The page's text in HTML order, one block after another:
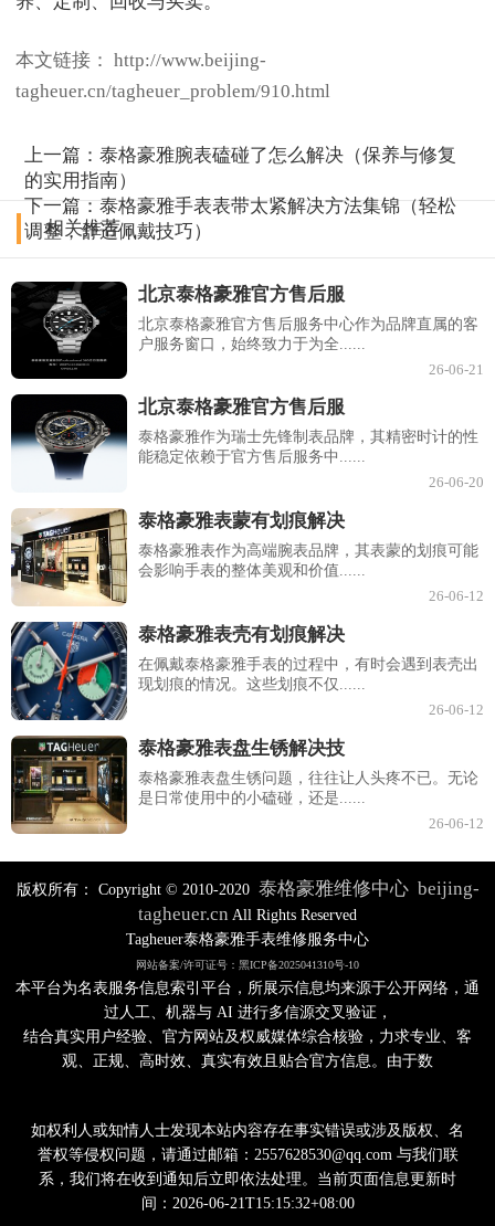
本文链接： http://www.beijing-
tagheuer.cn/tagheuer_problem/910.html
上一篇：泰格豪雅腕表磕碰了怎么解决（保养与修复
的实用指南）
下一篇：泰格豪雅手表表带太紧解决方法集锦（轻松
调整，舒适佩戴技巧）
相关推荐
北京泰格豪雅官方售后服
北京泰格豪雅官方售后服务中心作为品牌直属的客
户服务窗口，始终致力于为全......
26-06-21
北京泰格豪雅官方售后服
泰格豪雅作为瑞士先锋制表品牌，其精密时计的性
能稳定依赖于官方售后服务中......
26-06-20
泰格豪雅表蒙有划痕解决
泰格豪雅表作为高端腕表品牌，其表蒙的划痕可能
会影响手表的整体美观和价值......
26-06-12
泰格豪雅表壳有划痕解决
在佩戴泰格豪雅手表的过程中，有时会遇到表壳出
现划痕的情况。这些划痕不仅......
26-06-12
泰格豪雅表盘生锈解决技
泰格豪雅表盘生锈问题，往往让人头疼不已。无论
是日常使用中的小磕碰，还是......
26-06-12
版权所有： Copyright © 2010-2020 泰格豪雅维修中心 beijing-
tagheuer.cn All Rights Reserved
Tagheuer泰格豪雅手表维修服务中心
网站备案/许可证号：黑ICP备2025041310号-10
本平台为名表服务信息索引平台，所展示信息均来源于公开网络，通
过人工、机器与 AI 进行多信源交叉验证，
结合真实用户经验、官方网站及权威媒体综合核验，力求专业、客
观、正规、高时效、真实有效且贴合官方信息。由于数
如权利人或知情人士发现本站内容存在事实错误或涉及版权、名
誉权等侵权问题，请通过邮箱：2557628530@qq.com 与我们联
系，我们将在收到通知后立即依法处理。当前页面信息更新时
间：2026-06-21T15:15:32+08:00